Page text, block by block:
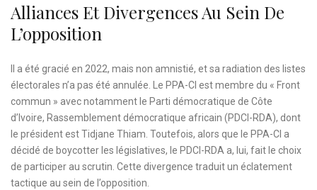
Alliances Et Divergences Au Sein De
L’opposition
Il a été gracié en 2022, mais non amnistié, et sa radiation des listes
électorales n’a pas été annulée. Le PPA-CI est membre du « Front
commun » avec notamment le Parti démocratique de Côte
d’Ivoire, Rassemblement démocratique africain (PDCI-RDA), dont
le président est Tidjane Thiam. Toutefois, alors que le PPA-CI a
décidé de boycotter les législatives, le PDCI-RDA a, lui, fait le choix
de participer au scrutin. Cette divergence traduit un éclatement
tactique au sein de l’opposition.